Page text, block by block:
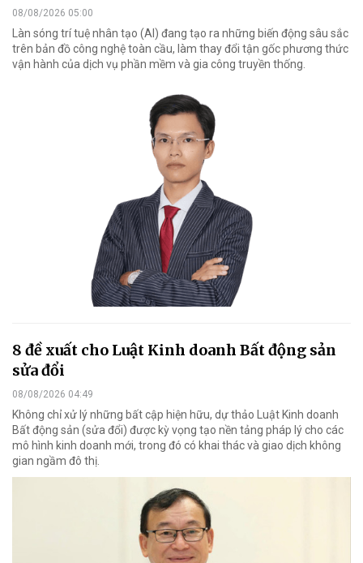
08/08/2026 05:00
Làn sóng trí tuệ nhân tạo (AI) đang tạo ra những biến động sâu sắc
trên bản đồ công nghệ toàn cầu, làm thay đổi tận gốc phương thức
vận hành của dịch vụ phần mềm và gia công truyền thống.
8 đề xuất cho Luật Kinh doanh Bất động sản
sửa đổi
08/08/2026 04:49
Không chỉ xử lý những bất cập hiện hữu, dự thảo Luật Kinh doanh
Bất động sản (sửa đổi) được kỳ vọng tạo nền tảng pháp lý cho các
mô hình kinh doanh mới, trong đó có khai thác và giao dịch không
gian ngầm đô thị.